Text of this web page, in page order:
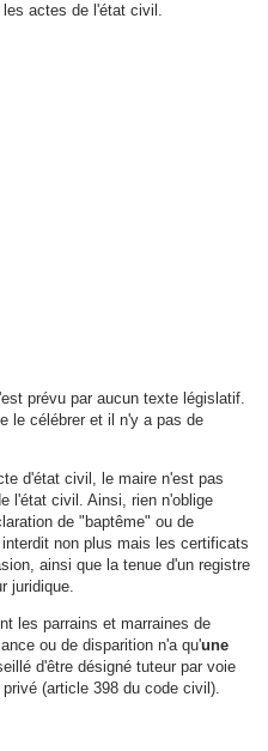
actes de l'état civil.
prévu par aucun texte législatif.
le célébrer et il n'y a pas de
d'état civil, le maire n'est pas
l'état civil. Ainsi, rien n'oblige
de "baptême" ou de
non plus mais les certificats
ainsi que la tenue d'un registre
juridique.
les parrains et marraines de
ou de disparition n'a qu'une
d'être désigné tuteur par voie
(article 398 du code civil).